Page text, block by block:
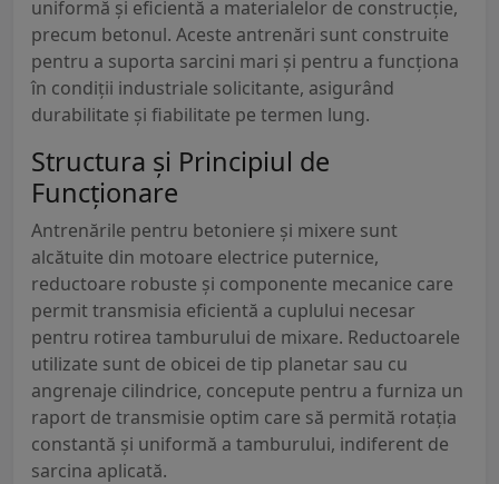
uniformă și eficientă a materialelor de construcție,
precum betonul. Aceste antrenări sunt construite
pentru a suporta sarcini mari și pentru a funcționa
în condiții industriale solicitante, asigurând
durabilitate și fiabilitate pe termen lung.
Structura și Principiul de
Funcționare
Antrenările pentru betoniere și mixere sunt
alcătuite din motoare electrice puternice,
reductoare robuste și componente mecanice care
permit transmisia eficientă a cuplului necesar
pentru rotirea tamburului de mixare. Reductoarele
utilizate sunt de obicei de tip planetar sau cu
angrenaje cilindrice, concepute pentru a furniza un
raport de transmisie optim care să permită rotația
constantă și uniformă a tamburului, indiferent de
sarcina aplicată.